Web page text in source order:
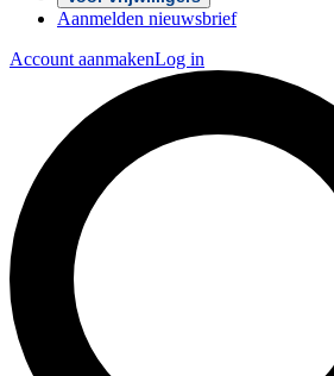
Aanmelden nieuwsbrief
Account aanmakenLog in